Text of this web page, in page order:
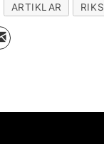
ARTIKLAR RIKS